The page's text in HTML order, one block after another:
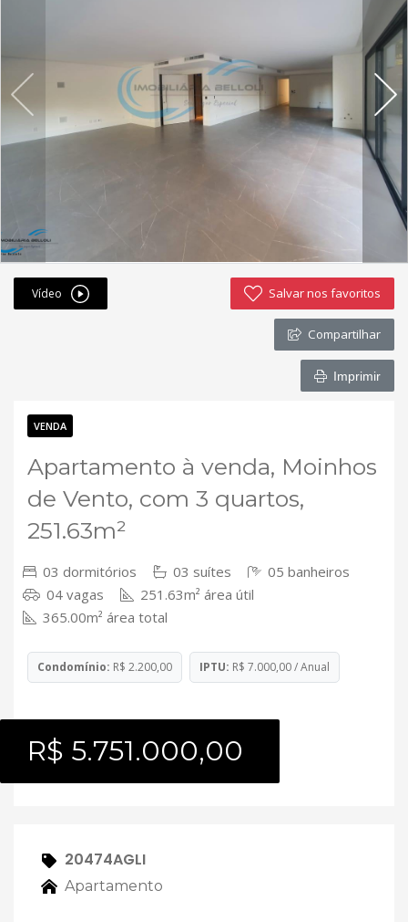
Financiamento
Hotsites
Política de privacidade
Postagens
Simulador de financiamento
whatsapp
ANUCIE SEU IMOVEL CONOSCO
Contato
Vídeo Salvar nos favoritos
Compartilhar
Imprimir
VENDA
Apartamento à venda, Moinhos
de Vento, com 3 quartos,
251.63m²
03 dormitórios 03 suítes
05 banheiros
04 vagas
251.63m² área útil
365.00m² área total
Condomínio: R$ 2.200,00 IPTU: R$ 7.000,00 / Anual
R$ 5.751.000,00
20474AGLI
Apartamento